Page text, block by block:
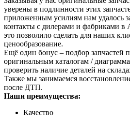
уверены в подлинности этих
приложенным усилиям нам удалось
контакты с дилерами и фабриками
это позволило сделать для наших
ценообразование.
Ещё один бонус – подбор запчастей
оригинальным каталогам /
проверить наличие деталей на
Также мы занимаемся
после ДТП.
Наши преимущества:
Качество